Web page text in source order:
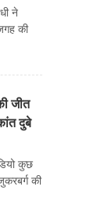
ने
की
जीत
दुबे
कुछ
की